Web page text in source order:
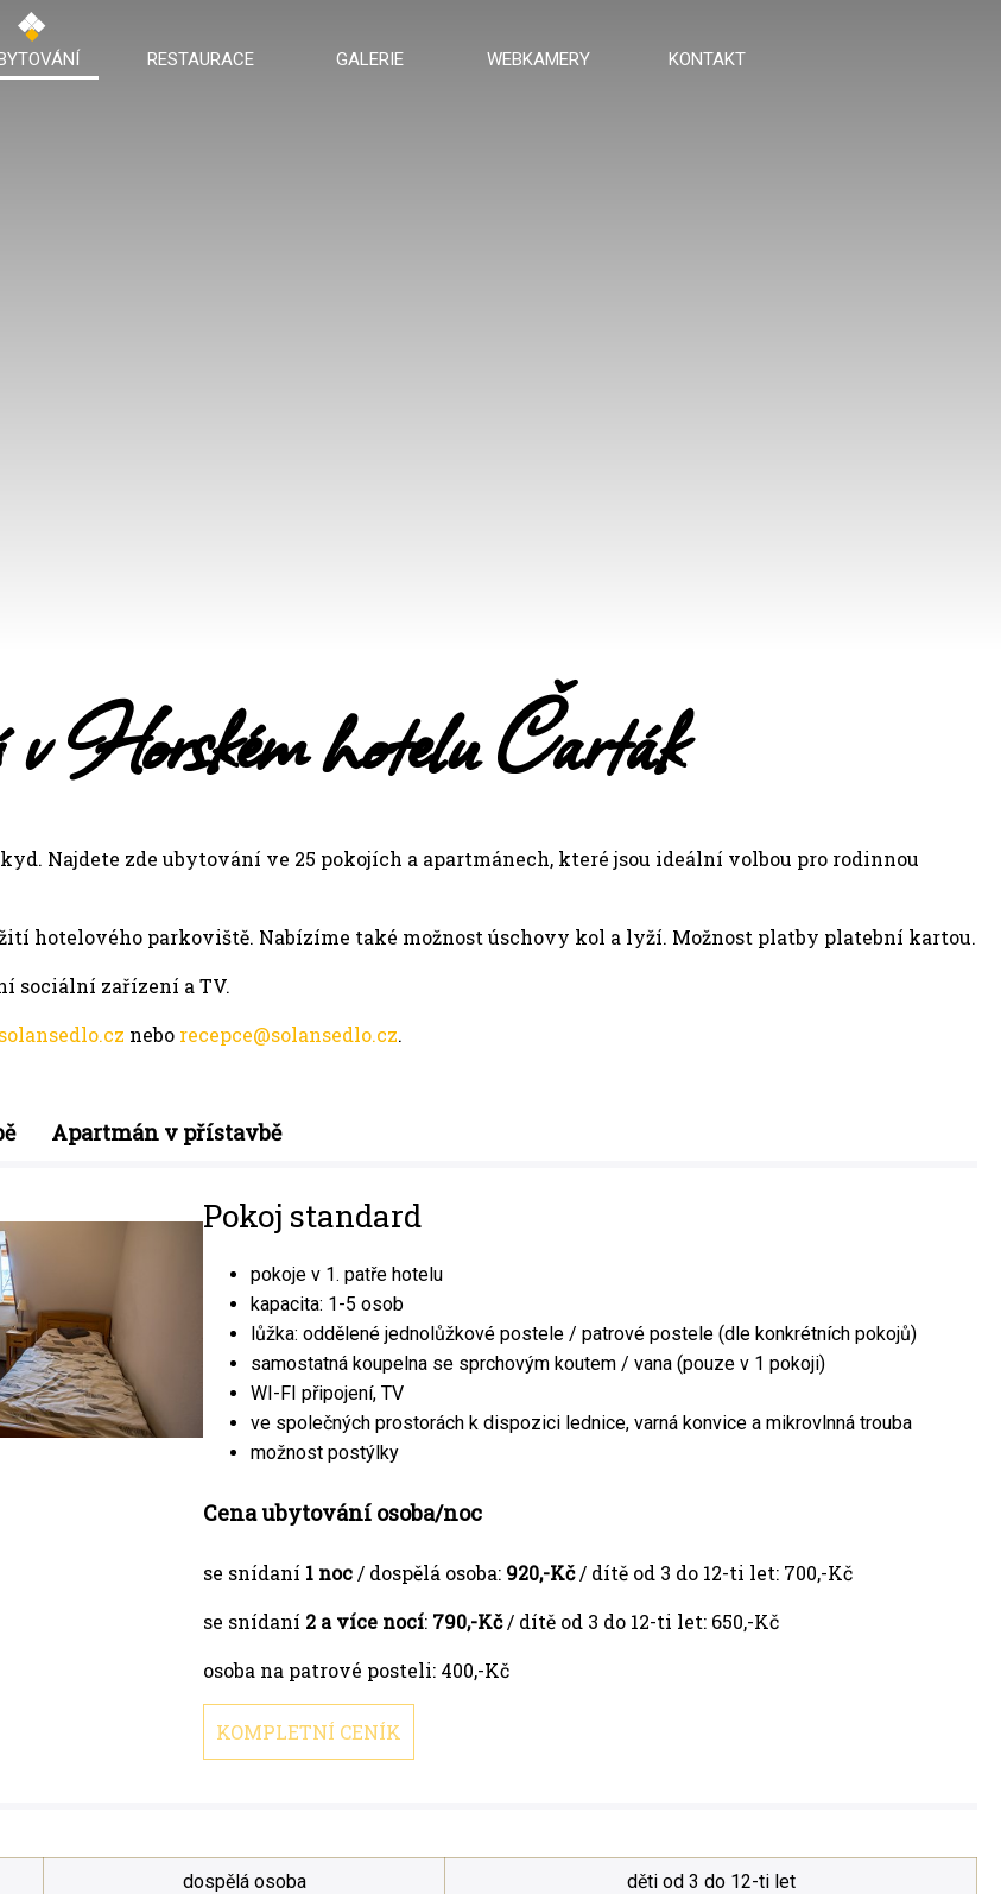
RESTAURACE GALERIE WEBKAMERY KONTAKT
Horském hotelu Čarták
Najdete zde ubytování ve 25 pokojích a apartmánech, které jsou ideální volbou pro rodinnou
hotelového parkoviště. Nabízíme také možnost úschovy kol a lyží. Možnost platby platební kartou.
sociální zařízení a TV.
nebo recepce@solansedlo.cz.
Apartmán v přístavbě
Pokoj standard
pokoje v 1. patře hotelu
kapacita: 1-5 osob
lůžka: oddělené jednolůžkové postele / patrové postele (dle konkrétních pokojů)
samostatná koupelna se sprchovým koutem / vana (pouze v 1 pokoji)
WI-FI připojení, TV
ve společných prostorách k dispozici lednice, varná konvice a mikrovlnná trouba
možnost postýlky
Cena ubytování osoba/noc
se snídaní 1 noc/ dospělá osoba: 920,-Kč/ dítě od 3 do 12-ti let: 700,-Kč
se snídaní 2 a více nocí: 790,-Kč/ dítě od 3 do 12-ti let: 650,-Kč
osoba na patrové posteli: 400,-Kč
KOMPLETNÍ CENÍK
dospělá osoba děti od 3 do 12-ti let